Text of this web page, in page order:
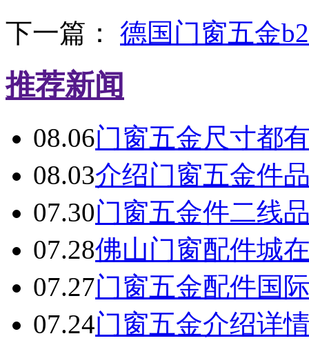
下一篇： 德国门窗五金
推荐新闻
08.06门窗五金尺寸都
08.03介绍门窗五金件
07.30门窗五金件二线
07.28佛山门窗配件城
07.27门窗五金配件国
07.24门窗五金介绍详